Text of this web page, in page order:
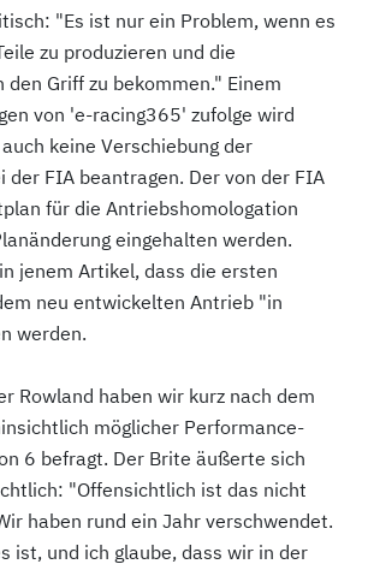
"Es ist nur ein Problem, wenn es
zu produzieren und die
den Griff zu bekommen." Einem
von 'e-racing365' zufolge wird
keine Verschiebung der
der FIA beantragen. Der von der FIA
für die Antriebshomologation
eingehalten werden.
jenem Artikel, dass die ersten
neu entwickelten Antrieb "in
werden.
Rowland haben wir kurz nach dem
möglicher Performance-
6 befragt. Der Brite äußerte sich
"Offensichtlich ist das nicht
haben rund ein Jahr verschwendet.
ist, und ich glaube, dass wir in der